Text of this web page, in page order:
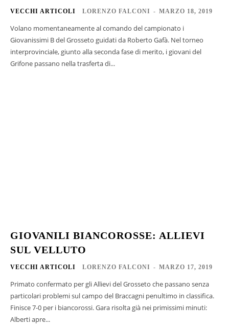
VECCHI ARTICOLI LORENZO FALCONI - MARZO 18, 2019
Volano momentaneamente al comando del campionato i
Giovanissimi B del Grosseto guidati da Roberto Gafà. Nel torneo
interprovinciale, giunto alla seconda fase di merito, i giovani del
Grifone passano nella trasferta di...
GIOVANILI BIANCOROSSE: ALLIEVI
SUL VELLUTO
VECCHI ARTICOLI LORENZO FALCONI - MARZO 17, 2019
Primato confermato per gli Allievi del Grosseto che passano senza
particolari problemi sul campo del Braccagni penultimo in classifica.
Finisce 7-0 per i biancorossi. Gara risolta già nei primissimi minuti:
Alberti apre...